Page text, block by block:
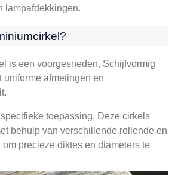
lampafdekkingen.
is een voorgesneden, Schijfvormig
uniforme afmetingen en
toepassing, Deze cirkels
behulp van verschillende rollende en
precieze diktes en diameters te